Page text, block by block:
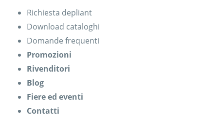
Richiesta depliant
Download cataloghi
Domande frequenti
Promozioni
Rivenditori
Blog
Fiere ed eventi
Contatti